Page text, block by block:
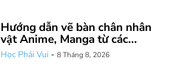
Hướng dẫn vẽ bàn chân nhân
vật Anime, Manga từ các...
Học Phải Vui - 8 Tháng 8, 2026